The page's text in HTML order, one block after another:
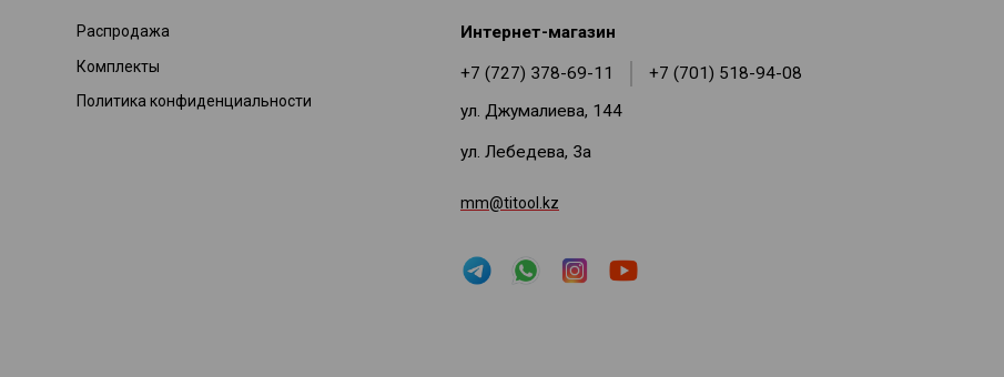
Распродажа
Комплекты
Политика конфиденциальности
Интернет-магазин
+7 (727) 378-69-11
+7 (701) 518-94-08
ул. Джумалиева, 144
ул. Лебедева, 3а
mm@titool.kz